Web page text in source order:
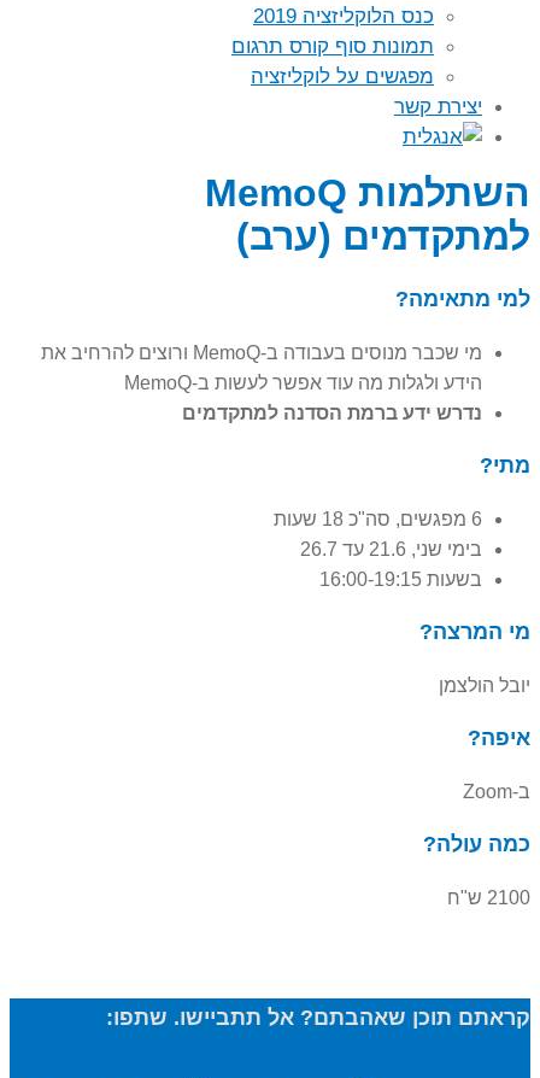
כנס הלוקליזציה 2019
תמונות סוף קורס תרגום
מפגשים על לוקליזציה
יצירת קשר
השתלמות MemoQ
למתקדמים (ערב)
למי מתאימה?
מי שכבר מנוסים בעבודה ב-MemoQ ורוצים להרחיב את
הידע ולגלות מה עוד אפשר לעשות ב-MemoQ
נדרש ידע ברמת הסדנה למתקדמים
מתי?
6 מפגשים, סה"כ 18 שעות
בימי שני, 21.6 עד 26.7
בשעות 16:00-19:15
מי המרצה?
יובל הולצמן
איפה?
ב-Zoom
כמה עולה?
2100 ש"ח
קראתם תוכן שאהבתם? אל תתביישו. שתפו: